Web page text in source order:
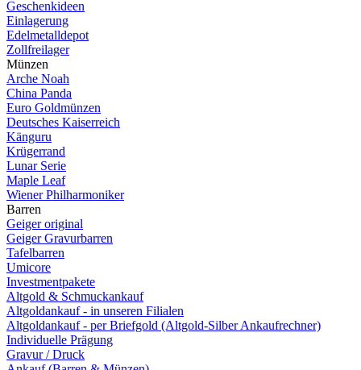
Geschenkideen
Einlagerung
Edelmetalldepot
Zollfreilager
Münzen
Arche Noah
China Panda
Euro Goldmünzen
Deutsches Kaiserreich
Känguru
Krügerrand
Lunar Serie
Maple Leaf
Wiener Philharmoniker
Barren
Geiger original
Geiger Gravurbarren
Tafelbarren
Umicore
Investmentpakete
Altgold & Schmuckankauf
Altgoldankauf - in unseren Filialen
Altgoldankauf - per Briefgold (Altgold-Silber Ankaufrechner)
Individuelle Prägung
Gravur / Druck